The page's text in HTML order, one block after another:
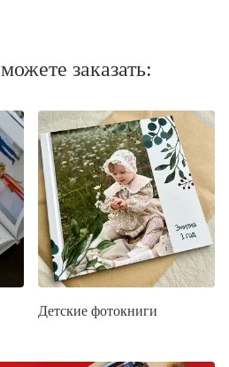
заказать:
Детские фотокниги